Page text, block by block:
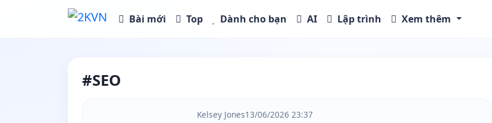
Bài mới Top Dành cho bạn AI Lập trình Xem thêm
#SEO
Kelsey Jones13/06/2026 23:37